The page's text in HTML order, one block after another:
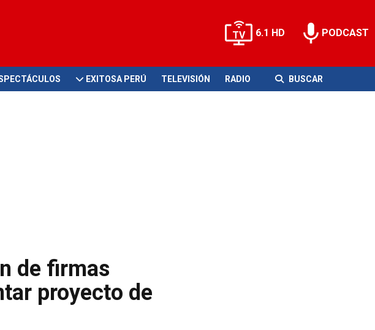
6.1 HD PODCAST
EXITOSA PERÚ TELEVISIÓN RADIO BUSCAR
de firmas
proyecto de